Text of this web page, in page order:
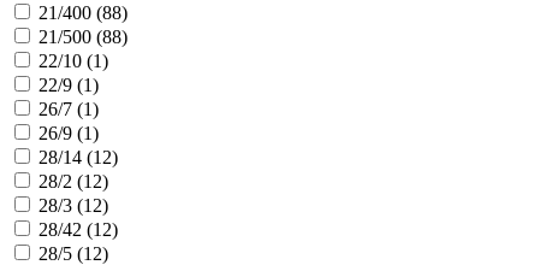
21/400 (88)
21/500 (88)
22/10 (1)
22/9 (1)
26/7 (1)
26/9 (1)
28/14 (12)
28/2 (12)
28/3 (12)
28/42 (12)
28/5 (12)